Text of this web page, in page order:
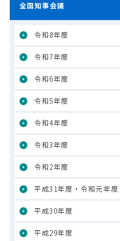
全国知事会議
令和8年度
令和7年度
令和6年度
令和5年度
令和4年度
令和3年度
令和2年度
平成31年度・令和元年度
平成30年度
平成29年度